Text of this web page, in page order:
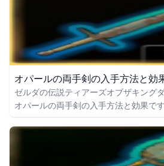
オパールの両手剣の入手方法と効
ゼルダの伝説ティアーズオブザキング
オパールの両手剣の入手方法と効果で
力についても掲載しています。